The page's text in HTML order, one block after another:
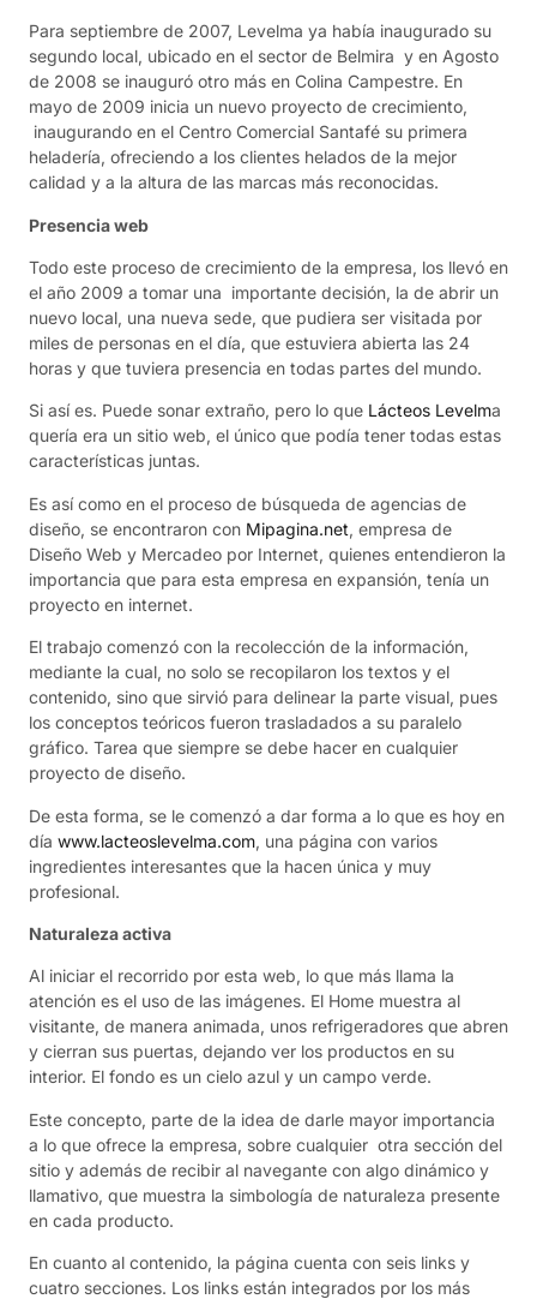
Para septiembre de 2007, Levelma ya había inaugurado su
segundo local, ubicado en el sector de Belmira y en Agosto
de 2008 se inauguró otro más en Colina Campestre. En
mayo de 2009 inicia un nuevo proyecto de crecimiento,
inaugurando en el Centro Comercial Santafé su primera
heladería, ofreciendo a los clientes helados de la mejor
calidad y a la altura de las marcas más reconocidas.
Presencia web
Todo este proceso de crecimiento de la empresa, los llevó en
el año 2009 a tomar una importante decisión, la de abrir un
nuevo local, una nueva sede, que pudiera ser visitada por
miles de personas en el día, que estuviera abierta las 24
horas y que tuviera presencia en todas partes del mundo.
Si así es. Puede sonar extraño, pero lo que Lácteos Levelma
quería era un sitio web, el único que podía tener todas estas
características juntas.
Es así como en el proceso de búsqueda de agencias de
diseño, se encontraron con Mipagina.net, empresa de
Diseño Web y Mercadeo por Internet, quienes entendieron la
importancia que para esta empresa en expansión, tenía un
proyecto en internet.
El trabajo comenzó con la recolección de la información,
mediante la cual, no solo se recopilaron los textos y el
contenido, sino que sirvió para delinear la parte visual, pues
los conceptos teóricos fueron trasladados a su paralelo
gráfico. Tarea que siempre se debe hacer en cualquier
proyecto de diseño.
De esta forma, se le comenzó a dar forma a lo que es hoy en
día www.lacteoslevelma.com, una página con varios
ingredientes interesantes que la hacen única y muy
profesional.
Naturaleza activa
Al iniciar el recorrido por esta web, lo que más llama la
atención es el uso de las imágenes. El Home muestra al
visitante, de manera animada, unos refrigeradores que abren
y cierran sus puertas, dejando ver los productos en su
interior. El fondo es un cielo azul y un campo verde.
Este concepto, parte de la idea de darle mayor importancia
a lo que ofrece la empresa, sobre cualquier otra sección del
sitio y además de recibir al navegante con algo dinámico y
llamativo, que muestra la simbología de naturaleza presente
en cada producto.
En cuanto al contenido, la página cuenta con seis links y
cuatro secciones. Los links están integrados por los más